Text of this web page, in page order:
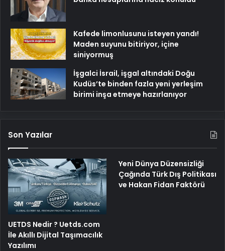
Kafede limonlusunu isteyen yandı!
Maden suyunu bitiriyor, içine
siniyormuş
İşgalci İsrail, işgal altındaki Doğu
Kudüs’te binden fazla yeni yerleşim
birimi inşa etmeye hazırlanıyor
Son Yazılar
UETDS Nedir ? Uetds.com
İle Akıllı Dijital Taşımacılık
Yazılımı
Yeni Dünya Düzensizliği
Çağında Türk Dış Politikası
ve Hakan Fidan Faktörü